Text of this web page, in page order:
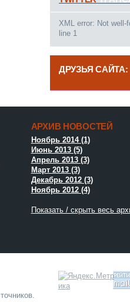
XML error: Not well-
line 1
ДРУЗЬЯ САЙТА:
АРХИВ НОВОСТЕЙ
Ноябрь 2014 (1)
Июнь 2013 (5)
Апрель 2013 (3)
Март 2013 (3)
Декабрь 2012 (3)
Ноябрь 2012 (4)
Показать / скрыть весь